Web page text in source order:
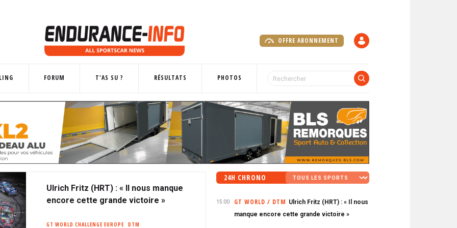
OFFRE ABONNEMENT
FORUM T'AS SU ? RÉSULTATS PHOTOS
Ulrich Fritz (HRT) : « Il nous manque
encore cette grande victoire »
GT WORLD CHALLENGE EUROPE
DTM
24H CHRONO
15:00 GT WORLD / DTM Ulrich Fritz (HRT) : « Il nous
manque encore cette grande victoire »